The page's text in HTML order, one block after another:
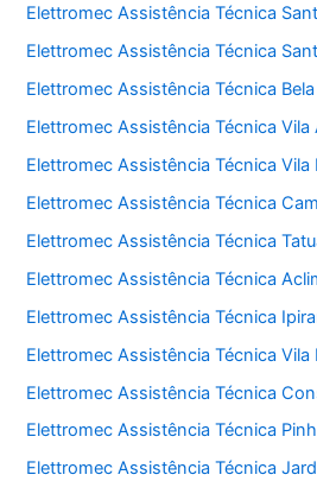
Elettromec Assistência Técnica
Elettromec Assistência Técnica
Elettromec Assistência Técnica
Elettromec Assistência Técnica Vila
Elettromec Assistência Técnica Vila
Elettromec Assistência Técnica
Elettromec Assistência Técnica
Elettromec Assistência Técnica
Elettromec Assistência Técnica
Elettromec Assistência Técnica Vila
Elettromec Assistência Técnica
Elettromec Assistência Técnica
Elettromec Assistência Técnica